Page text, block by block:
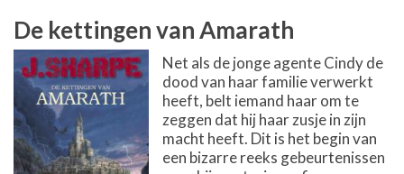
De kettingen van Amarath
Net als de jonge agente Cindy de
dood van haar familie verwerkt
heeft, belt iemand haar om te
zeggen dat hij haar zusje in zijn
macht heeft. Dit is het begin van
een bizarre reeks gebeurtenissen